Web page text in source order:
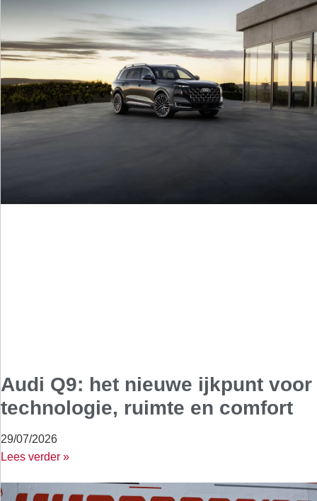
Audi Q9: het nieuwe ijkpunt voor
technologie, ruimte en comfort
29/07/2026
Lees verder »